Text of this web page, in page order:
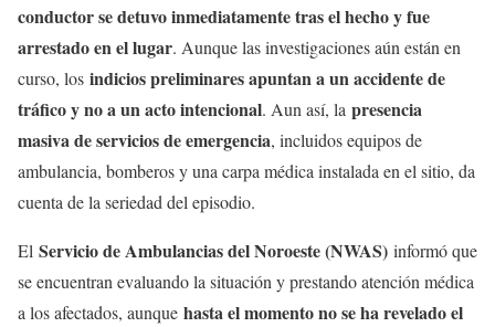
conductor se detuvo inmediatamente tras el hecho y fue
arrestado en el lugar. Aunque las investigaciones aún están en
curso, los indicios preliminares apuntan a un accidente de
tráfico y no a un acto intencional. Aun así, la presencia
masiva de servicios de emergencia, incluidos equipos de
ambulancia, bomberos y una carpa médica instalada en el sitio, da
cuenta de la seriedad del episodio.
El Servicio de Ambulancias del Noroeste (NWAS) informó que
se encuentran evaluando la situación y prestando atención médica
a los afectados, aunque hasta el momento no se ha revelado el